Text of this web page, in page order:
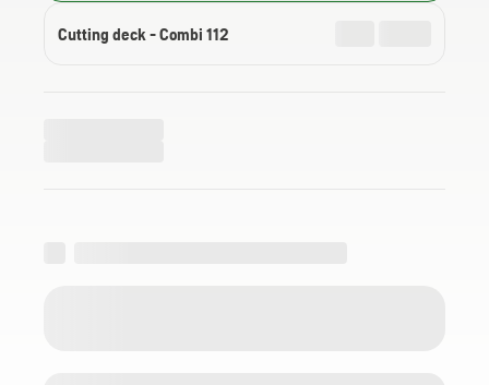
Cutting deck - Combi 112